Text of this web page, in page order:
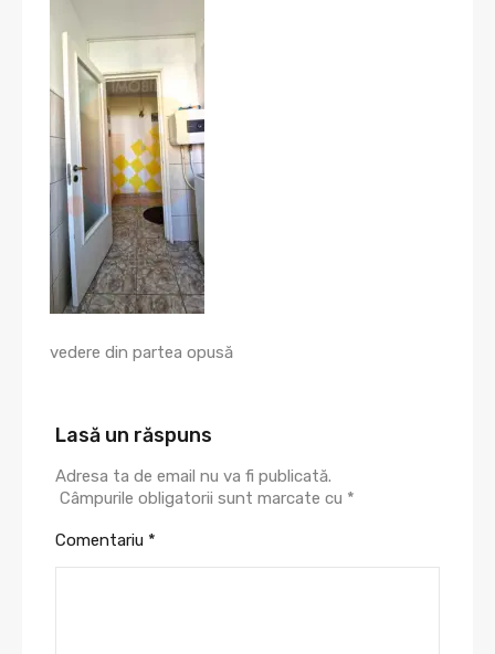
vedere din partea opusă
Lasă un răspuns
Adresa ta de email nu va fi publicată.
Câmpurile obligatorii sunt marcate cu *
Comentariu *